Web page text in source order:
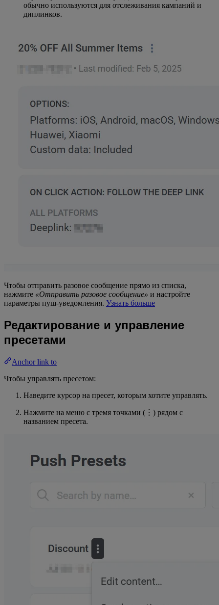
обычно используются для отслеживания кампаний и
диплинков.
Чтобы отправить разовое сообщение прямо из списка,
нажмите «Отправить разовое сообщение» и настройте
параметры пуш-уведомления. Узнать больше
Редактирование и управление
пресетами
Anchor link to
Чтобы управлять пресетом:
Наведите курсор на пресет, которым хотите управлять.
Нажмите на меню с тремя точками (⋮) рядом с
названием пресета.